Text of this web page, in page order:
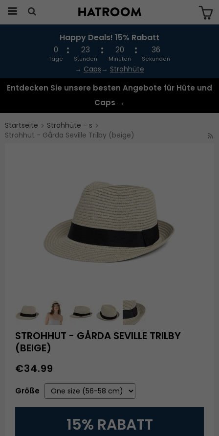
Das Produkt wurde in Ihren Warenkorb
gelegt
Happy Deals! 15% Rabatt
0
Tage
23
Stunden
20
Minuten
36
Sekunden
→ Caps → Strohhüte
Entdecken Sie unsere besten Angebote für Hüte und
Caps →
Startseite
Strohhüte - s
Strohhut - Gårda Seville Trilby (beige)
STROHHUT - GÅRDA SEVILLE TRILBY
(BEIGE)
€34.99
Größe
15% RABATT